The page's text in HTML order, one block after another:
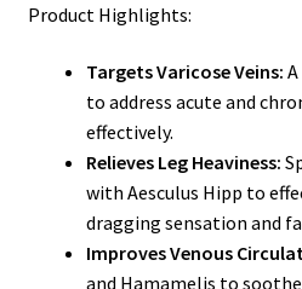
Product Highlights:
Targets Varicose Veins:
to address acute and
effectively.
Relieves Leg Heaviness:
with Aesculus Hipp to
dragging sensation and
Improves Venous
and Hamamelis to